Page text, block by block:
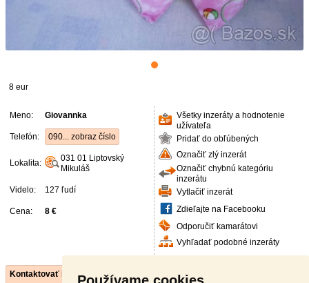
8 eur
Meno: Giovannka
Telefón: 090... zobraz číslo
Lokalita: 031 01 Liptovský
Mikuláš
Videlo: 127 ľudí
Cena: 8 €
Všetky inzeráty a hodnotenie
užívateľa
Pridať do obľúbených
Označiť zlý inzerát
Označiť chybnú kategóriu
inzerátu
Vytlačiť inzerát
Zdieľajte na Facebooku
Odporučiť kamarátovi
Vyhľadať podobné inzeráty
Kontaktovať inzerenta e-mailom